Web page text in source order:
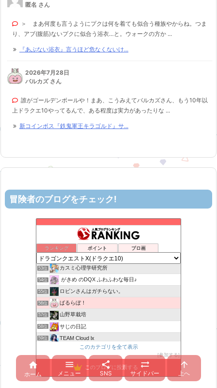
匿名 さん
＞ まあ何度も言うようにプクは何を着ても似合う種族やからね。つま
り、アブ(腹筋)ないプクに似合う浴衣…と。ウォークの方か ...
『あぶない浴衣』言うほど危なくないけ...
2026年7月28日
バルカズ さん
誰がゴールデンボールや！まあ、こうみえてバルカズさん、もう10年以
上ドラクエ10やってるんで、ある程度は実力があったりな ...
新コインボス『鉄鬼軍王キラゴルド』サ...
冒険者のブログをチェック!
ランキング ポイント ブロ画
げげろぐ
51位 ヨモゲーム ドラクエ10攻略ブログ
52位 机上の空論-DQ10エアプ日記
53位 カスミ心理学研究所
54位 がきめ のDQX ふわふわな毎日♪
55位 ロビンさんはガチらない。
56位 ばるらぼ！
57位 山野草栽培
58位 サじの日記
59位 TEAM Cloud lx
マリスのドラクエはご無沙汰です！
みみっくほしさんいますか！？
62位 アストルティアリサーチ2nd
このカテゴリを全て表示
参加する
このブログに投票する

ホーム

メニュー

SNS

サイドバー

上へ